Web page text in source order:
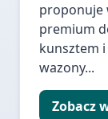
proponuje
premium
kunsztem
wazony...
Zobacz